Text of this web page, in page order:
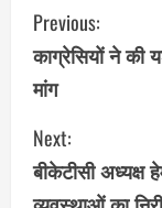
C
o
n
t
Previous:
काग्रेसियों ने की
मांग
Next:
बीकेटीसी अध्यक्ष